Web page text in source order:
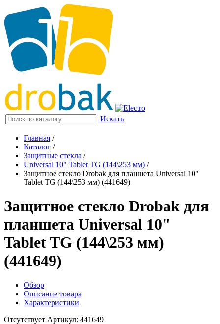
Искать
Главная /
Каталог /
Защитные стекла /
Universal 10" Tablet TG (144\253 мм) /
Защитное стекло Drobak для планшета Universal 10"
Tablet TG (144\253 мм) (441649)
Защитное стекло Drobak для
планшета Universal 10"
Tablet TG (144\253 мм)
(441649)
Обзор
Описание товара
Характеристики
Отсутствует Артикул: 441649